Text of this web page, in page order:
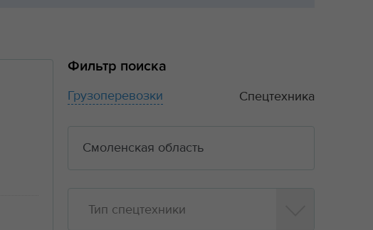
Фильтр поиска
Грузоперевозки Спецтехника
Тип спецтехники